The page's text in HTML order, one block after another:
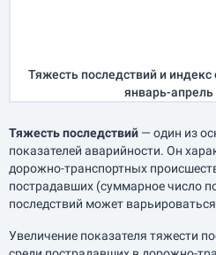
Тяжесть последствий и индекс
январь-апрель
Тяжесть последствий — один из
показателей аварийности. Он
дорожно-транспортных
пострадавших (суммарное число
последствий может
Увеличение показателя тяжести